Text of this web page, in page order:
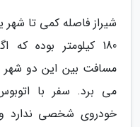
شیراز فاصله کمی تا شهر
180 کیلومتر بوده
می برد. سفر با